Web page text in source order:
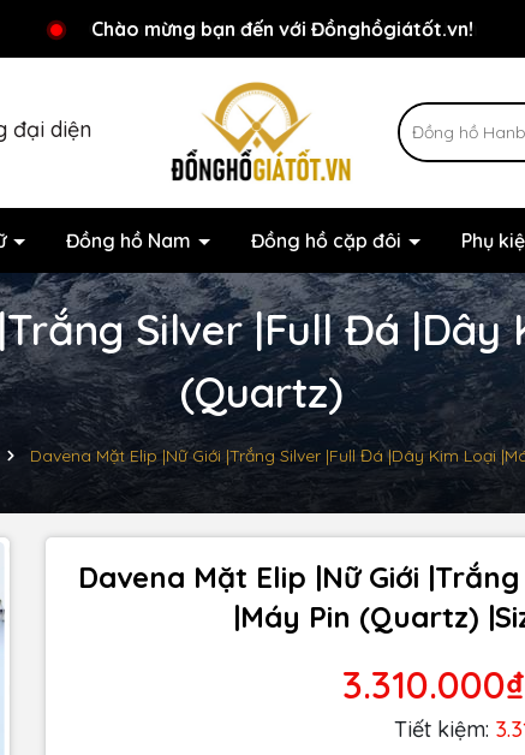
Chào mừng bạn đến với Đồnghồgiátốt.vn!
Chương trình khuyến mãi đang chờ đợi bạn
đại diện
Đồng hồ Nam Đồng hồ cặp đôi Phụ
Silver |Full Đá |Dây
(Quartz)
Davena Mặt Elip |Nữ Giới |Trắng Silver |Full Đá |Dây Kim Loại
Davena Mặt Elip |Nữ Giới
|Máy Pin (Quartz)
3.310.000₫
Tiết kiệm: